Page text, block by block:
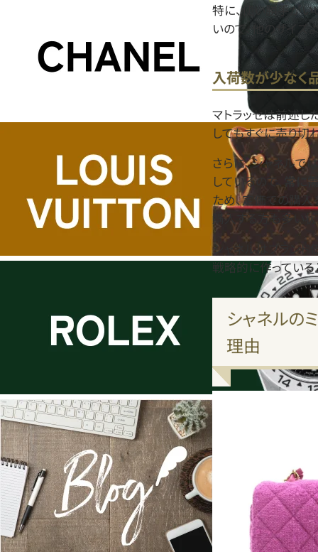
特に、使い勝手がい
いので、他のサイズ
入荷数が少なく
マトラッセは前述し
してもすぐに売り切
さらに、シャネル
しているので、
常に
ため、定価での購
購入する方も多い
シャネルはブランド
戦略的に作っている
シャネルの
理由